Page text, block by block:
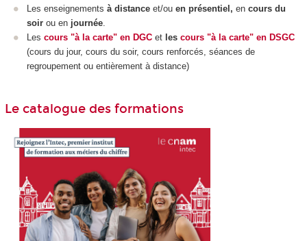
Les enseignements à distance et/ou en présentiel, en cours du
soir ou en journée
Les cours "à la carte" en DGC et les cours "à la carte" en DSGC
(cours du jour, cours du soir, cours renforcés, séances de
regroupement ou entièrement à distance)
Le catalogue des formations